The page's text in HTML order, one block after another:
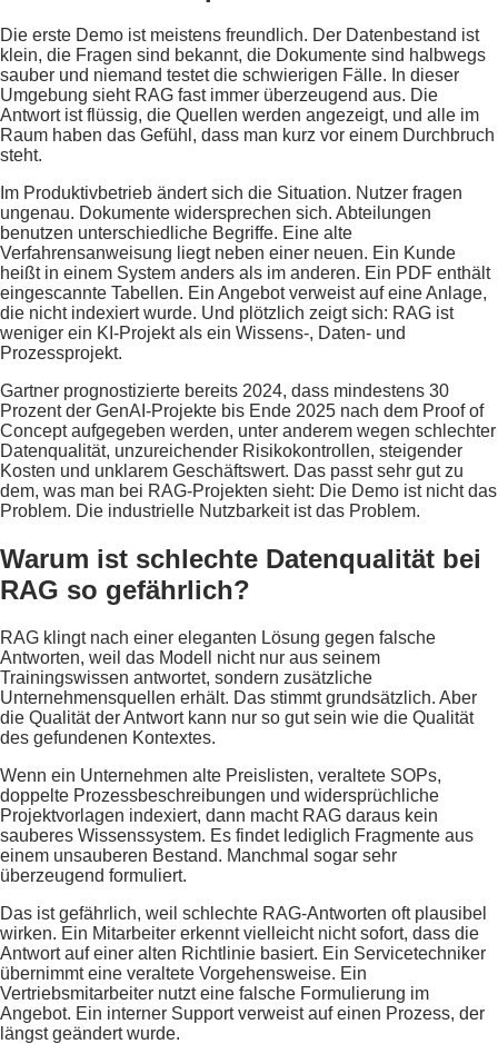
Die erste Demo ist meistens freundlich. Der Datenbestand ist
klein, die Fragen sind bekannt, die Dokumente sind halbwegs
sauber und niemand testet die schwierigen Fälle. In dieser
Umgebung sieht RAG fast immer überzeugend aus. Die
Antwort ist flüssig, die Quellen werden angezeigt, und alle im
Raum haben das Gefühl, dass man kurz vor einem Durchbruch
steht.
Im Produktivbetrieb ändert sich die Situation. Nutzer fragen
ungenau. Dokumente widersprechen sich. Abteilungen
benutzen unterschiedliche Begriffe. Eine alte
Verfahrensanweisung liegt neben einer neuen. Ein Kunde
heißt in einem System anders als im anderen. Ein PDF enthält
eingescannte Tabellen. Ein Angebot verweist auf eine Anlage,
die nicht indexiert wurde. Und plötzlich zeigt sich: RAG ist
weniger ein KI-Projekt als ein Wissens-, Daten- und
Prozessprojekt.
Gartner prognostizierte bereits 2024, dass mindestens 30
Prozent der GenAI-Projekte bis Ende 2025 nach dem Proof of
Concept aufgegeben werden, unter anderem wegen schlechter
Datenqualität, unzureichender Risikokontrollen, steigender
Kosten und unklarem Geschäftswert. Das passt sehr gut zu
dem, was man bei RAG-Projekten sieht: Die Demo ist nicht das
Problem. Die industrielle Nutzbarkeit ist das Problem.
Warum ist schlechte Datenqualität bei
RAG so gefährlich?
RAG klingt nach einer eleganten Lösung gegen falsche
Antworten, weil das Modell nicht nur aus seinem
Trainingswissen antwortet, sondern zusätzliche
Unternehmensquellen erhält. Das stimmt grundsätzlich. Aber
die Qualität der Antwort kann nur so gut sein wie die Qualität
des gefundenen Kontextes.
Wenn ein Unternehmen alte Preislisten, veraltete SOPs,
doppelte Prozessbeschreibungen und widersprüchliche
Projektvorlagen indexiert, dann macht RAG daraus kein
sauberes Wissenssystem. Es findet lediglich Fragmente aus
einem unsauberen Bestand. Manchmal sogar sehr
überzeugend formuliert.
Das ist gefährlich, weil schlechte RAG-Antworten oft plausibel
wirken. Ein Mitarbeiter erkennt vielleicht nicht sofort, dass die
Antwort auf einer alten Richtlinie basiert. Ein Servicetechniker
übernimmt eine veraltete Vorgehensweise. Ein
Vertriebsmitarbeiter nutzt eine falsche Formulierung im
Angebot. Ein interner Support verweist auf einen Prozess, der
längst geändert wurde.